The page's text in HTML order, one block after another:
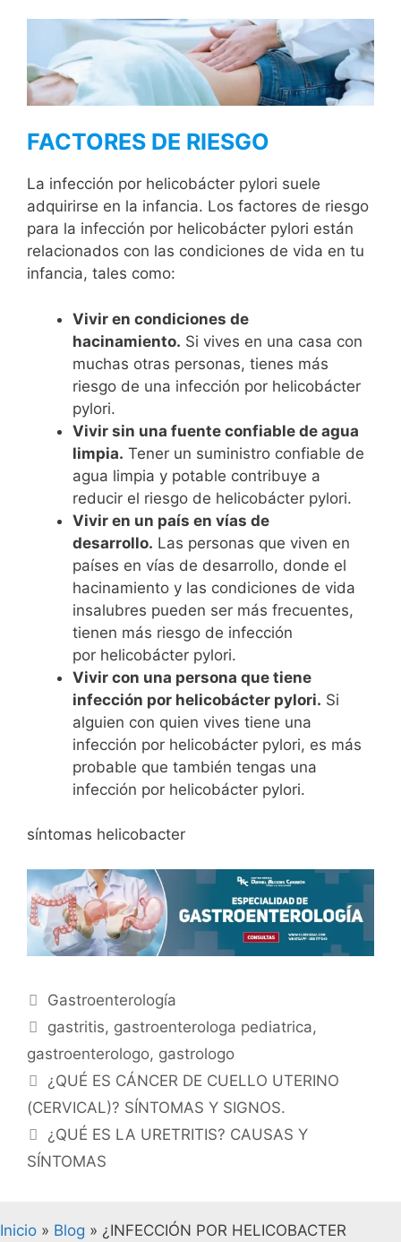
FACTORES DE RIESGO
La infección por helicobácter pylori suele
adquirirse en la infancia. Los factores de riesgo
para la infección por helicobácter pylori están
relacionados con las condiciones de vida en tu
infancia, tales como:
Vivir en condiciones de
hacinamiento. Si vives en una casa con
muchas otras personas, tienes más
riesgo de una infección por helicobácter
pylori.
Vivir sin una fuente confiable de agua
limpia. Tener un suministro confiable de
agua limpia y potable contribuye a
reducir el riesgo de helicobácter pylori.
Vivir en un país en vías de
desarrollo. Las personas que viven en
países en vías de desarrollo, donde el
hacinamiento y las condiciones de vida
insalubres pueden ser más frecuentes,
tienen más riesgo de infección
por helicobácter pylori.
Vivir con una persona que tiene
infección por helicobácter pylori. Si
alguien con quien vives tiene una
infección por helicobácter pylori, es más
probable que también tengas una
infección por helicobácter pylori.
síntomas helicobacter
Gastroenterología
gastritis, gastroenterologa pediatrica,
gastroenterologo, gastrologo
¿QUÉ ES CÁNCER DE CUELLO UTERINO
(CERVICAL)? SÍNTOMAS Y SIGNOS.
¿QUÉ ES LA URETRITIS? CAUSAS Y
SÍNTOMAS
Inicio » Blog » ¿INFECCIÓN POR HELICOBACTER